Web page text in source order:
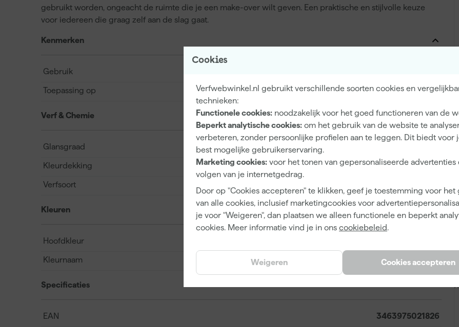
Cookies
Verfwebwinkel.nl gebruikt verschillende soorten cookies en
technieken:
Functionele cookies: noodzakelijk voor het goed functioneren van de
Beperkt analytische cookies: om het gebruik van de website te
verbeteren, zonder persoonlijke profielen aan te leggen. Dit biedt voor
best mogelijke gebruikerservaring.
Marketing cookies: voor het tonen van gepersonaliseerde advertenties
volgen van je internetgedrag.
Door op "Cookies accepteren" te klikken, geef je toestemming voor het
van alle cookies, inclusief marketingcookies voor
je voor "Weigeren", dan plaatsen we alleen functionele en beperkt
cookies. Meer informatie vind je in ons cookiebeleid.
Cookies accepteren
Weigeren
gebruikt worden, ongeacht de ruimte die je een make-over wilt geven. Een praktische en stijlvolle keuze
voor iedereen die graag zelf aan de slag gaat.
Kenmerken
Gebruik
Toepassing op Hout, Muren
Verf & Chemie
Glansgraad
Kleurdekking Dekkend
Verfsoort
Kleuren
Hoofdkleur
Kleurnaam Caffe Latte
Specificaties
EAN 3463975021826